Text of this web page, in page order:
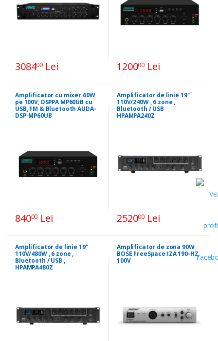
308400 Lei 120000 Lei
Amplificator cu mixer 60W
pe 100V, DSPPA MP60UB cu
USB, FM & Bluetooth AUDA-
DSP-MP60UB
84000 Lei
Amplificator de linie 19''
110V/240W , 6 zone ,
Bluetooth / USB
HPAMPA240Z
252000 Lei
Amplificator de linie 19''
110V/480W , 6 zone ,
Bluetooth / USB ,
HPAMPA480Z
Amplificator de zona 90W
BOSE FreeSpace IZA 190-HZ,
100V